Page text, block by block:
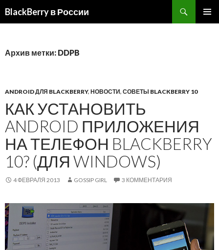
BlackBerry в России
Архив метки: DDPB
ANDROID ДЛЯ BLACKBERRY, НОВОСТИ, СОВЕТЫ BLACKBERRY 10
КАК УСТАНОВИТЬ
ANDROID ПРИЛОЖЕНИЯ
НА ТЕЛЕФОН BLACKBERRY
10? (ДЛЯ WINDOWS)
4 ФЕВРАЛЯ 2013 GOSSIP GIRL 3 КОММЕНТАРИЯ